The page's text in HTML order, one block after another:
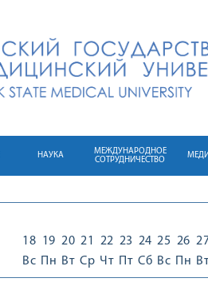
НАУКА
МЕЖДУНАРОДНОЕ
СОТРУДНИЧЕСТВО
18
Вс
19
Пн
20
Вт
21
Ср
22
Чт
23
Пт
24
Сб
25
Вс
26
Пн